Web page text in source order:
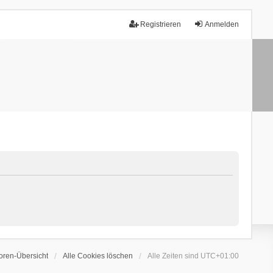
Anmelden
Registrieren
Übersicht Alle Cookies löschen Alle Zeiten sind UTC+01:00